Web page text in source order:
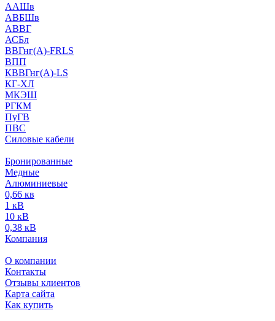
ААШв
АВБШв
АВВГ
АСБл
ВВГнг(А)-FRLS
ВПП
КВВГнг(А)-LS
КГ-ХЛ
МКЭШ
РГКМ
ПуГВ
ПВС
Силовые кабели
Бронированные
Медные
Алюминиевые
0,66 кв
1 кВ
10 кВ
0,38 кВ
Компания
О компании
Контакты
Отзывы клиентов
Карта сайта
Как купить